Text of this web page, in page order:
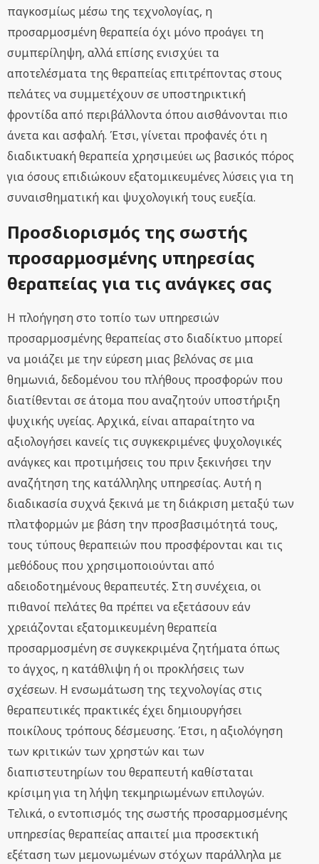
παγκοσμίως μέσω της τεχνολογίας, η
προσαρμοσμένη θεραπεία όχι μόνο προάγει τη
συμπερίληψη, αλλά επίσης ενισχύει τα
αποτελέσματα της θεραπείας επιτρέποντας στους
πελάτες να συμμετέχουν σε υποστηρικτική
φροντίδα από περιβάλλοντα όπου αισθάνονται πιο
άνετα και ασφαλή. Έτσι, γίνεται προφανές ότι η
διαδικτυακή θεραπεία χρησιμεύει ως βασικός πόρος
για όσους επιδιώκουν εξατομικευμένες λύσεις για τη
συναισθηματική και ψυχολογική τους ευεξία.
Προσδιορισμός της σωστής
προσαρμοσμένης υπηρεσίας
θεραπείας για τις ανάγκες σας
Η πλοήγηση στο τοπίο των υπηρεσιών
προσαρμοσμένης θεραπείας στο διαδίκτυο μπορεί
να μοιάζει με την εύρεση μιας βελόνας σε μια
θημωνιά, δεδομένου του πλήθους προσφορών που
διατίθενται σε άτομα που αναζητούν υποστήριξη
ψυχικής υγείας. Αρχικά, είναι απαραίτητο να
αξιολογήσει κανείς τις συγκεκριμένες ψυχολογικές
ανάγκες και προτιμήσεις του πριν ξεκινήσει την
αναζήτηση της κατάλληλης υπηρεσίας. Αυτή η
διαδικασία συχνά ξεκινά με τη διάκριση μεταξύ των
πλατφορμών με βάση την προσβασιμότητά τους,
τους τύπους θεραπειών που προσφέρονται και τις
μεθόδους που χρησιμοποιούνται από
αδειοδοτημένους θεραπευτές. Στη συνέχεια, οι
πιθανοί πελάτες θα πρέπει να εξετάσουν εάν
χρειάζονται εξατομικευμένη θεραπεία
προσαρμοσμένη σε συγκεκριμένα ζητήματα όπως
το άγχος, η κατάθλιψη ή οι προκλήσεις των
σχέσεων. Η ενσωμάτωση της τεχνολογίας στις
θεραπευτικές πρακτικές έχει δημιουργήσει
ποικίλους τρόπους δέσμευσης. Έτσι, η αξιολόγηση
των κριτικών των χρηστών και των
διαπιστευτηρίων του θεραπευτή καθίσταται
κρίσιμη για τη λήψη τεκμηριωμένων επιλογών.
Τελικά, ο εντοπισμός της σωστής προσαρμοσμένης
υπηρεσίας θεραπείας απαιτεί μια προσεκτική
εξέταση των μεμονωμένων στόχων παράλληλα με